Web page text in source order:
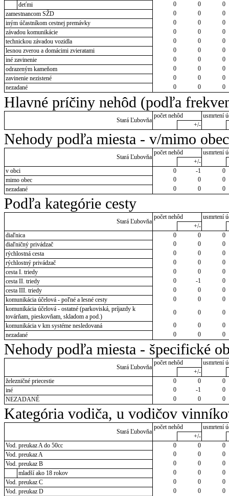
deťmi
0 0
0
zamestnancom SŽD
0 0
0
iným účastníkom cestnej premávky
0 0
0
závadou komunikácie
0 0
0
technickou závadou vozidla
0 0
0
lesnou zverou a domácimi zvieratami
0 0
0
iné zavinenie
0 0
0
odrazeným kameňom
0 0
0
zavinenie nezistené
0 0
0
nezadané
0 0 0
Hlavné príčiny nehôd (podľa
Stará Ľubovňa
počet nehôd
usmrtení
+/-
Nehody podľa miesta - v/mimo obec
Stará Ľubovňa
počet nehôd
usmrtení
+/-
v obci
0 -1
0
mimo obec
0 0
0
nezadané
0 0 0
Podľa kategórie cesty
Stará Ľubovňa
počet nehôd
usmrtení
+/-
diaľnica
0 0
0
diaľničný privádzač
0 0
0
rýchlostná cesta
0 0
0
rýchlostný privádzač
0 0
0
cesta I. triedy
0 0
0
cesta II. triedy
0 -1
0
cesta III. triedy
0 0
0
komunikácia účelová - poľné a lesné cesty
0 0
0
komunikácia účelová - ostatné (parkoviská, príjazdy k
továrňam, pieskovňam, skladom a pod.)
0 0
0
komunikácia v km systéme nesledovaná
0 0
0
nezadané
0 0 0
Nehody podľa miesta - špecifické
Stará Ľubovňa
počet nehôd
usmrtení
+/-
železničné priecestie
0 0
0
iné
0 -1
0
NEZADANÉ
0 0 0
Kategória vodiča, u vodičov
Stará Ľubovňa
počet nehôd
usmrtení
+/-
Vod. preukaz A do 50cc
0 0
0
Vod. preukaz A
0 0
0
Vod. preukaz B
0 0
0
mladší ako 18 rokov
0 0
0
Vod. preukaz C
0 0
0
Vod. preukaz D
0 0
0